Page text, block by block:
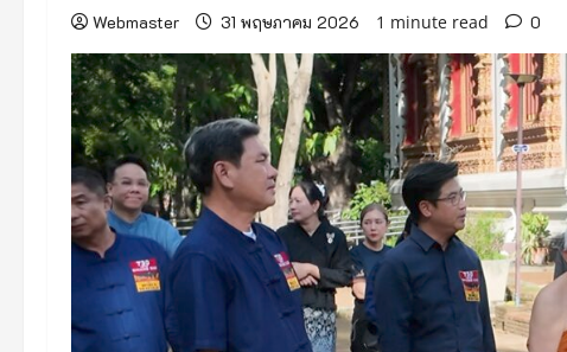
Webmaster 31 พฤษภาคม 2026 1 minute read 0